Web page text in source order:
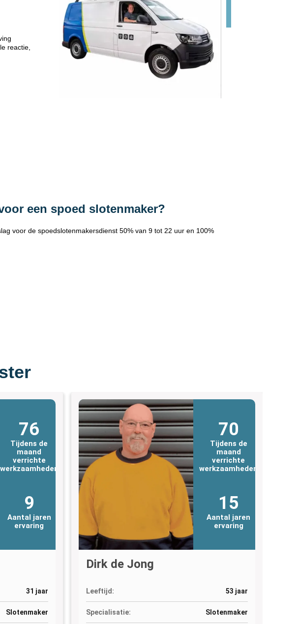
reactie,
een spoed slotenmaker?
voor de spoedslotenmakersdienst 50% van 9 tot 22 uur en 100%
76
Tijdens de
maand
verrichte
werkzaamheden
9
Aantal jaren
ervaring
31 jaar
Slotenmaker
70
Tijdens de
maand
verrichte
werkzaamheden
15
Aantal jaren
ervaring
Dirk de Jong
Leeftijd: 53 jaar
Specialisatie: Slotenmaker